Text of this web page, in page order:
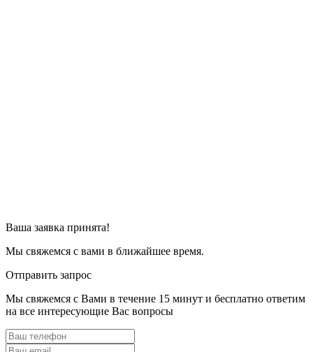
Ваша заявка принята!
Мы свяжемся с вами в ближайшее время.
Отправить запрос
Мы свяжемся с Вами в течение 15 минут и бесплатно ответим
на все интересующие Вас вопросы